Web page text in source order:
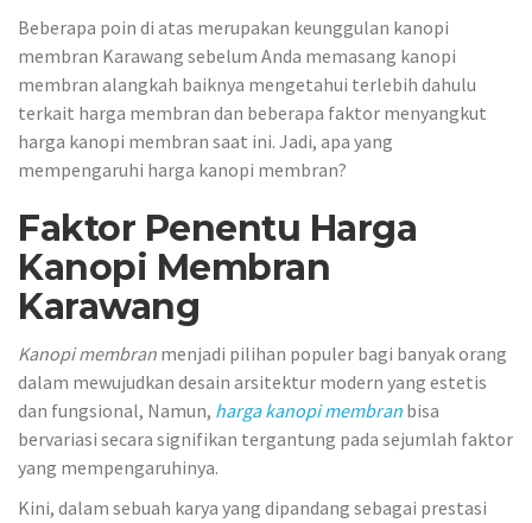
Beberapa poin di atas merupakan keunggulan kanopi
membran Karawang sebelum Anda memasang kanopi
membran alangkah baiknya mengetahui terlebih dahulu
terkait harga membran dan beberapa faktor menyangkut
harga kanopi membran saat ini. Jadi, apa yang
mempengaruhi harga kanopi membran?
Faktor Penentu Harga
Kanopi Membran
Karawang
Kanopi membran menjadi pilihan populer bagi banyak orang
dalam mewujudkan desain arsitektur modern yang estetis
dan fungsional, Namun, harga kanopi membran bisa
bervariasi secara signifikan tergantung pada sejumlah faktor
yang mempengaruhinya.
Kini, dalam sebuah karya yang dipandang sebagai prestasi